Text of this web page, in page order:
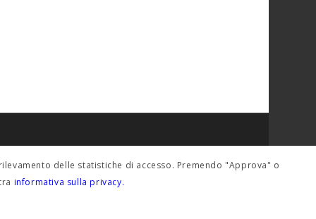
delle statistiche di accesso. Premendo "Approva" o
informativa sulla privacy.